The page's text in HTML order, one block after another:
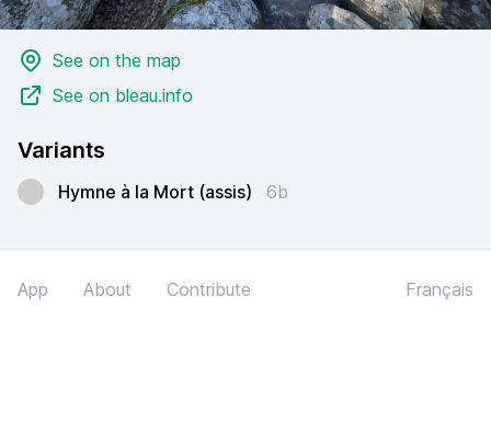
See on the map
See on bleau.info
Variants
Hymne à la Mort (assis) 6b
App About Contribute Français